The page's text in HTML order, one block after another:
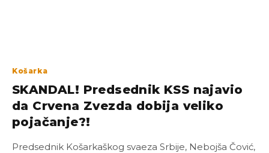
Košarka
SKANDAL! Predsednik KSS najavio
da Crvena Zvezda dobija veliko
pojačanje?!
Predsednik Košarkaškog svaeza Srbije, Nebojša Čović,